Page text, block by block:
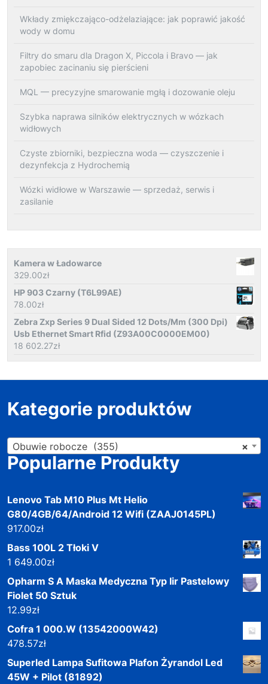
Wkłady zmiękczająco-odżelaziające: jak poprawić jakość
wody w domu
Filtry do smaru dla Dragon X, Piccola i Bravo — jak
zapobiec zacinaniu się pierścieni
MQL — precyzyjne smarowanie mgłą i dozowanie oleju
Szybka naprawa silników elektrycznych w wózkach
widłowych
Czyste zbiorniki, bezpieczna woda — czyszczenie i
dezynfekcja z Hydrochemią
Wózki widłowe w Warszawie — sprzedaż, serwis i
zasilanie
Kamera w Ładowarce
329.00zł
HP 903 Czarny (T6L99AE)
78.00zł
Zebra Zxp Series 9 Dual Sided 12 Dots/Mm (300 Dpi)
Usb Ethernet Smart Rfid (Z93A00C0000EM00)
18 602.27zł
Kategorie produktów
×
Obuwie robocze (355)
Popularne Produkty
Lenovo Tab M10 Plus Mt Helio
G80/4GB/64/Android 12 Wifi (ZAAJ0145PL)
917.00zł
Bass 100L 2 Tłoki V
1 649.00zł
Opharm S A Maska Medyczna Typ Iir Pastelowy
Fiolet 50 Sztuk
12.99zł
Cofra 1 000.W (13542000W42)
478.57zł
Superled Lampa Sufitowa Plafon Żyrandol Led
45W + Pilot (81892)